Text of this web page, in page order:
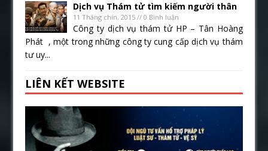
Dịch vụ Thám tử tìm kiếm người thân
11 Tháng chín, 2015 // 0 Bình luận
Công ty dịch vụ thám tử HP – Tân Hoàng
Phát , một trong những công ty cung cấp dịch vụ thám
tư uy...
LIÊN KẾT WEBSITE